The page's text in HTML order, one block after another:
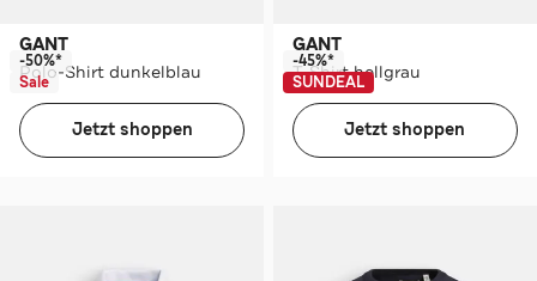
GANT
Polo-Shirt dunkelblau
-50%*
Sale
Jetzt shoppen
GANT
T-Shirt hellgrau
-45%*
SUNDEAL
Jetzt shoppen